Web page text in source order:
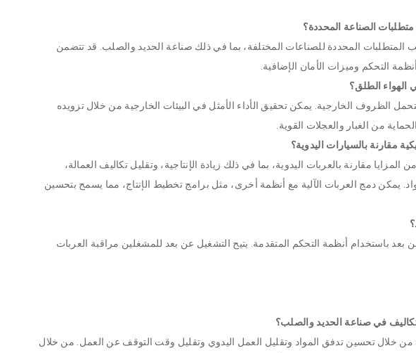
الصناعة المحددة؟
المتطلبات المحددة للصناعات المختلفة، بما في ذلك صناعة الحديد والصلب. قد تتضمن
التحكم وميزات الأمان الإضافية.
الهواء الطلق؟
الظروف الخارجية. يمكن تحقيق الأداء الأمثل في البيئات الخارجية من خلال تزويده
من الغبار والعجلات القوية.
مقارنة بالسيارات اليدوية؟
المزايا مقارنة بالعربات اليدوية، بما في ذلك زيادة الإنتاجية، وتقليل تكاليف العمالة،
يمكن دمج العربات الآلية مع أنظمة أخرى، مثل برامج تخطيط الإنتاج، مما يسمح بتحسين
باستخدام أنظمة التحكم المتقدمة. يتيح التشغيل عن بعد للمشغلين مراقبة العربات
في صناعة الحديد والصلب؟
من خلال تحسين تدفق المواد وتقليل العمل اليدوي وتقليل وقت التوقف عن العمل. من خلال